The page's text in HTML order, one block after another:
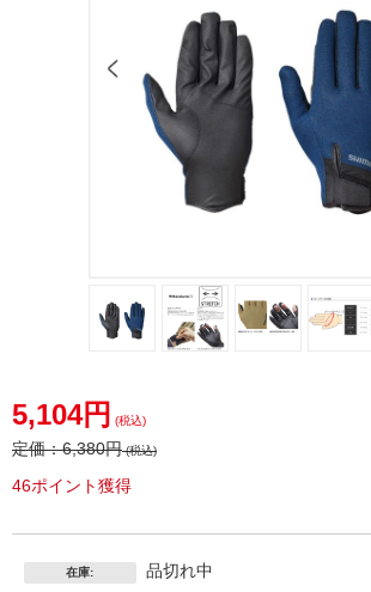
5,104円 (税込)
定価：6,380円(税込)
46ポイント獲得
在庫: 品切れ中